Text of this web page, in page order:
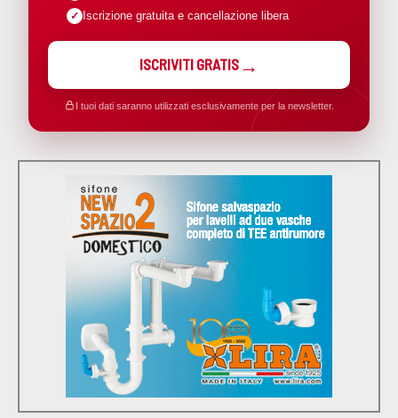
Iscrizione gratuita e cancellazione libera
ISCRIVITI GRATIS
I tuoi dati saranno utilizzati esclusivamente per la newsletter.